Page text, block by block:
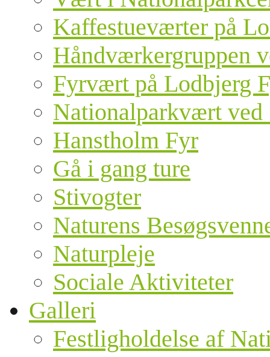
Kaffestueværter på
Håndværkergruppen
Fyrvært på Lodbjerg
Nationalparkvært ved
Hanstholm Fyr
Gå i gang ture
Stivogter
Naturens
Naturpleje
Sociale Aktiviteter
Galleri
Festligholdelse af